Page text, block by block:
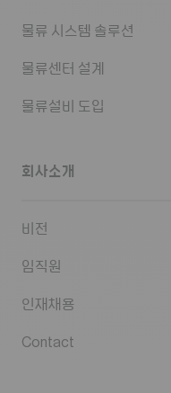
물류 시스템 솔루션
물류센터 설계
물류설비 도입
회사소개
비전
임직원
인재채용
Contact